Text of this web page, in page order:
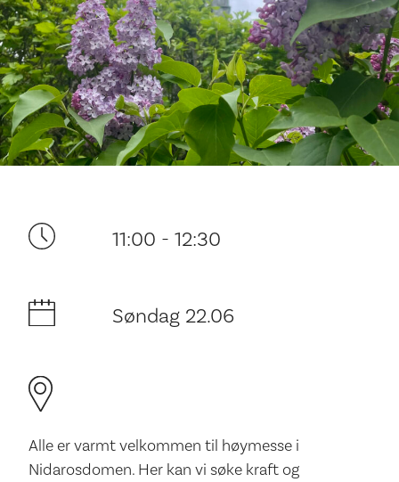
Ditt besøk
11:00 - 12:30
Søndag 22.06
Alle er varmt velkommen til høymesse i
Nidarosdomen. Her kan vi søke kraft og